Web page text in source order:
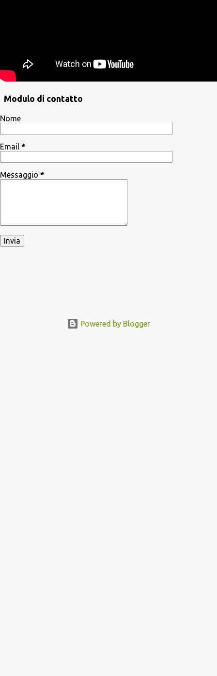
Modulo di contatto
Nome
Email *
Messaggio *
Powered by Blogger